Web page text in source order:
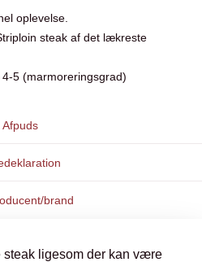
oplevelse.
steak af det lækreste
5 (marmoreringsgrad)
Afpuds
brand
steak ligesom der kan være